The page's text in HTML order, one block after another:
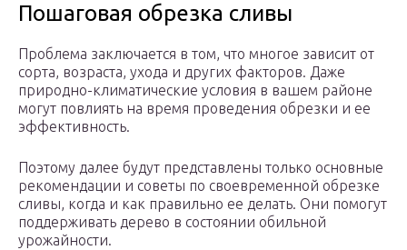
Пошаговая обрезка сливы
Проблема заключается в том, что многое зависит от
сорта, возраста, ухода и других факторов. Даже
природно-климатические условия в вашем районе
могут повлиять на время проведения обрезки и ее
эффективность.
Поэтому далее будут представлены только основные
рекомендации и советы по своевременной обрезке
сливы, когда и как правильно ее делать. Они помогут
поддерживать дерево в состоянии обильной
урожайности.